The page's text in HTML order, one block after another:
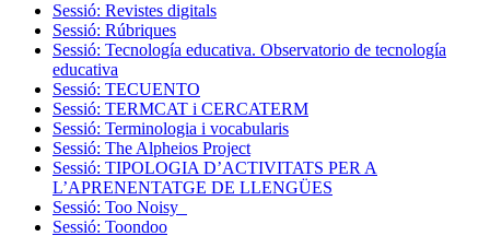
Sessió: Revistes digitals
Sessió: Rúbriques
Sessió: Tecnología educativa. Observatorio de tecnología
educativa
Sessió: TECUENTO
Sessió: TERMCAT i CERCATERM
Sessió: Terminologia i vocabularis
Sessió: The Alpheios Project
Sessió: TIPOLOGIA D’ACTIVITATS PER A
L’APRENENTATGE DE LLENGÜES
Sessió: Too Noisy
Sessió: Toondoo